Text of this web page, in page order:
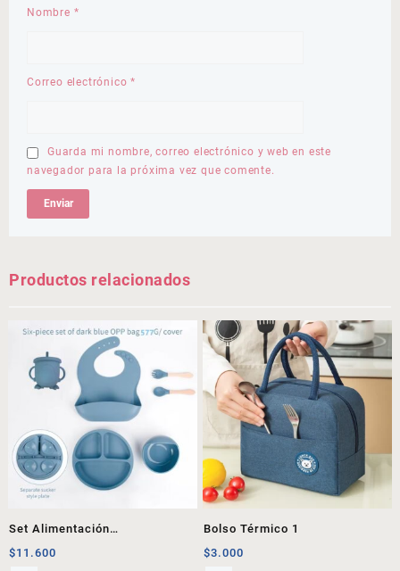
Nombre *
Correo electrónico*
Guarda mi nombre, correo electrónico y web en este
navegador para la próxima vez que comente.
Productos relacionados
Set Alimentación
Complementaria 2
$11.600
Bolso Térmico 1
$3.000